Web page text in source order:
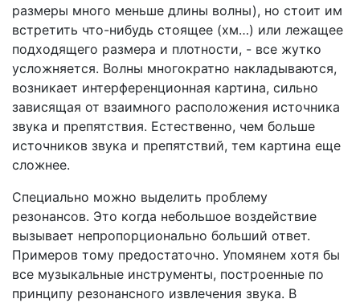
размеры много меньше длины волны), но стоит им
встретить что-нибудь стоящее (хм…) или лежащее
подходящего размера и плотности, - все жутко
усложняется. Волны многократно накладываются,
возникает интерференционная картина, сильно
зависящая от взаимного расположения источника
звука и препятствия. Естественно, чем больше
источников звука и препятствий, тем картина еще
сложнее.
Специально можно выделить проблему
резонансов. Это когда небольшое воздействие
вызывает непропорционально больший ответ.
Примеров тому предостаточно. Упомянем хотя бы
все музыкальные инструменты, построенные по
принципу резонансного извлечения звука. В